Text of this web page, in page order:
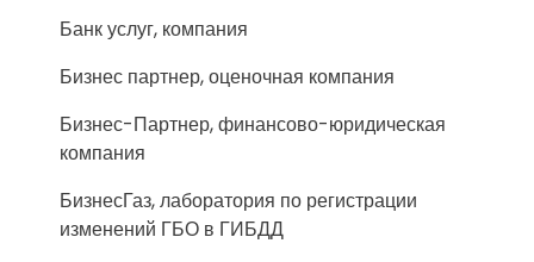
Банк услуг, компания
Бизнес партнер, оценочная компания
Бизнес-Партнер, финансово-юридическая
компания
БизнесГаз, лаборатория по регистрации
изменений ГБО в ГИБДД